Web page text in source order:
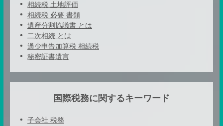
相続税 土地評価
相続税 必要 書類
遺産分割協議書 とは
二次相続 とは
過少申告加算税 相続税
秘密証書遺言
国際税務に関するキーワード
子会社 税務